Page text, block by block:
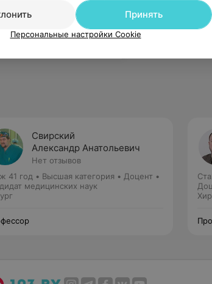
острой
Свирский
Александр Анатольевич
Нет отзывов
41 год • Высшая категория • Доцент •
медицинских наук
Принять
Персональные настройки Cookie